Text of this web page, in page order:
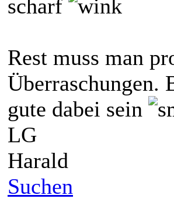
scharf
Rest muss man
Überraschungen.
gute dabei sein
LG
Harald
Suchen